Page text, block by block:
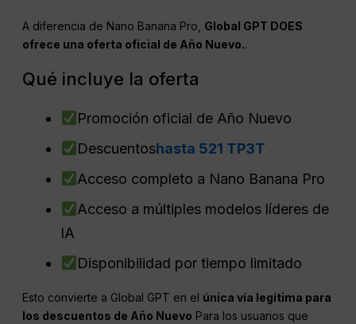
A diferencia de Nano Banana Pro, Global GPT DOES
ofrece una oferta oficial de Año Nuevo..
Qué incluye la oferta
Promoción oficial de Año Nuevo
Descuentoshasta 521 TP3T
Acceso completo a Nano Banana Pro
Acceso a múltiples modelos líderes de
IA
Disponibilidad por tiempo limitado
Esto convierte a Global GPT en el única vía legítima para
los descuentos de Año Nuevo Para los usuarios que